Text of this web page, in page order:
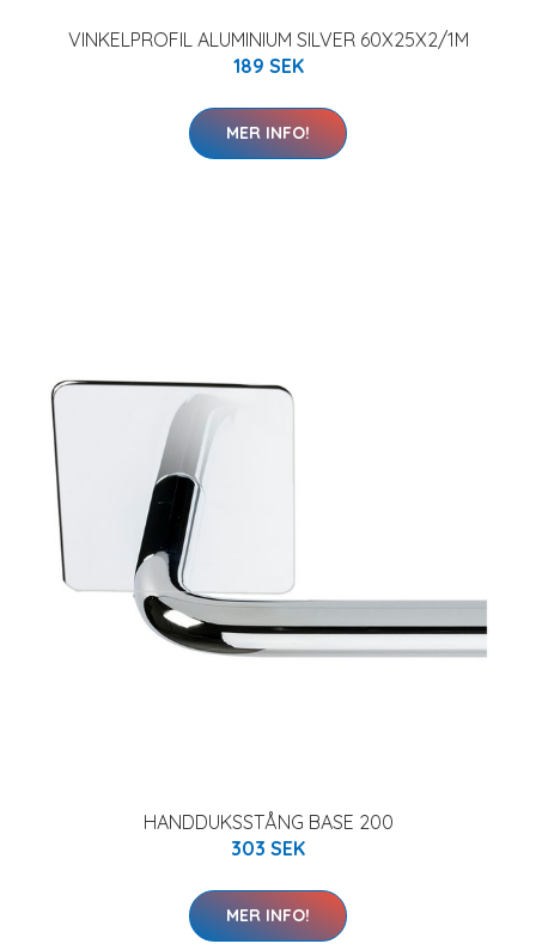
VINKELPROFIL ALUMINIUM SILVER 60X25X2/1M
189 SEK
MER INFO!
HANDDUKSSTÅNG BASE 200
303 SEK
MER INFO!